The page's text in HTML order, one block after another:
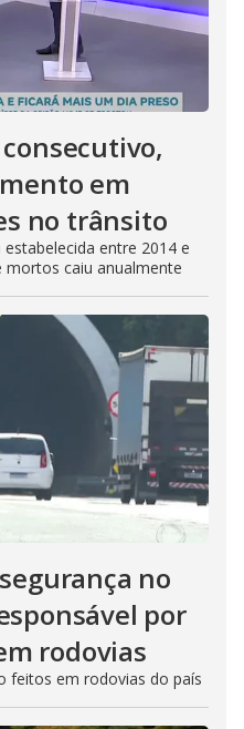
em
no trânsito
entre 2014 e
mortos caiu anualmente
no
por
rodovias
feitos em rodovias do país